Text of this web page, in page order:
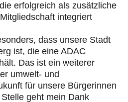
erfolgreich als zusätzliche
integriert
dass unsere Stadt
ist, die eine ADAC
Das ist ein weiterer
umwelt- und
für unsere Bürgerinnen
geht mein Dank